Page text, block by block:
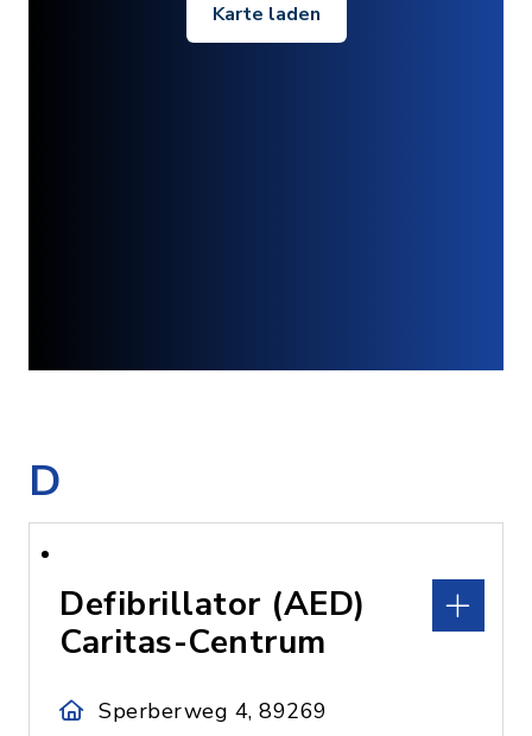
Karte laden
D
Defibrillator (AED)
Caritas-Centrum
Sperberweg 4, 89269